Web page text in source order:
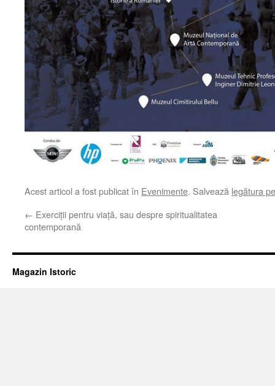
Acest articol a fost publicat în Evenimente. Salvează legătura
← Exerciții pentru viață, sau despre spiritualitatea
contemporană
Magazin Istoric